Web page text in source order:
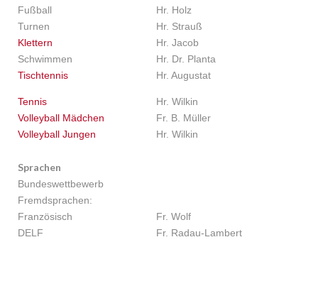
Fußball
Hr. Holz
Turnen
Hr. Strauß
Klettern
Schwimmen
Hr. Jacob
Hr. Dr. Planta
Tischtennis
Hr. Augustat
Tennis
Hr. Wilkin
Volleyball Mädchen
Fr. B. Müller
Volleyball Jungen
Hr. Wilkin
Sprachen
Bundeswettbewerb
Fremdsprachen:
Französisch
Fr. Wolf
DELF
Fr. Radau-Lambert